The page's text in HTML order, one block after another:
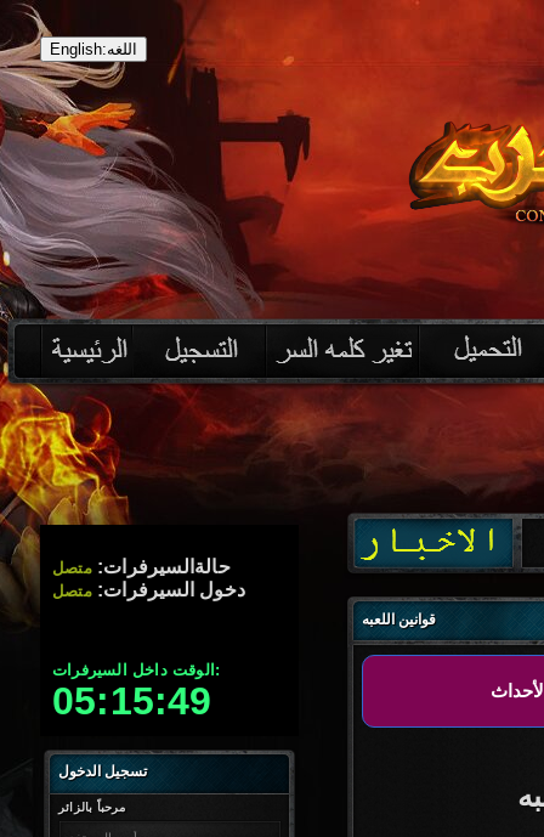
English:اللغه
حالةالسيرفرات:متصل
دخول السيرفرات: متصل
الوقت داخل السيرفرات:
05:15:50
تسجيل الدخول
مرحباً بالزائر
قوانين اللعبه